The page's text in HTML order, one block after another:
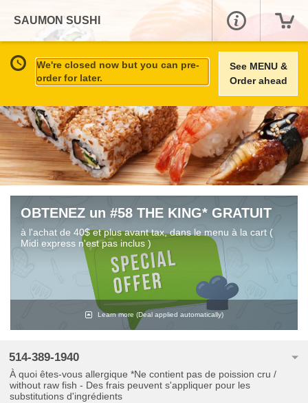
SAUMON SUSHI
We're closed now but you can pre-
order for later.
See MENU &
Order ahead
OBTENEZ un #58 THE KING* GRATUIT
à l'achat de 40$ et plus avant tax, dans le menu à la cart (
Midi express n'est pas inclus )
Learn more (Deal applied automatically)
514-389-1940
À quoi êtes-vous allergique *Ne contient pas de poission cru /
without raw fish - Des frais peuvent s'appliquer pour les
substitutions d'ingrédients